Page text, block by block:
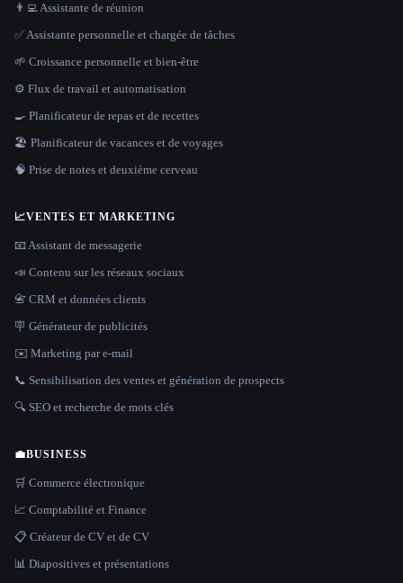
👨‍💻 Assistante de réunion
✅ Assistante personnelle et chargée de tâches
🌱 Croissance personnelle et bien-être
⚙️ Flux de travail et automatisation
🍳 Planificateur de repas et de recettes
🏖 Planificateur de vacances et de voyages
🧠 Prise de notes et deuxième cerveau
📈VENTES ET MARKETING
📧 Assistant de messagerie
📣 Contenu sur les réseaux sociaux
📇 CRM et données clients
🪧 Générateur de publicités
✉️ Marketing par e-mail
📞 Sensibilisation des ventes et génération de prospects
🔍 SEO et recherche de mots clés
💼BUSINESS
🛒 Commerce électronique
📈 Comptabilité et Finance
📋 Créateur de CV et de CV
📊 Diapositives et présentations